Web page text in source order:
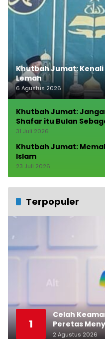
Khutbah Jumat: Kenali
Lemah
6 Agustus 2026
Khutbah Jumat:
Shafar itu Bulan
31 Juli 2026
Khutbah Jumat:
Islam
23 Juli 2026
Terpopuler
1
Celah
Peretas
2 Agustus 2026